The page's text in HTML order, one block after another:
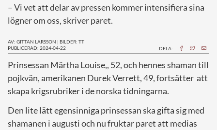
– Vi vet att delar av pressen kommer intensifiera sina
lögner om oss, skriver paret.
AV: GITTAN LARSSON | BILDER: TT
PUBLICERAD: 2024-04-22
DELA:
Prinsessan Märtha Louise,, 52, och hennes shaman till
pojkvän, amerikanen Durek Verrett, 49, fortsätter att
skapa krigsrubriker i de norska tidningarna.
Den lite lätt egensinniga prinsessan ska gifta sig med
shamanen i augusti och nu fruktar paret att medias